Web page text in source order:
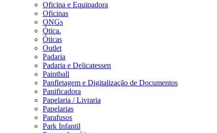
Oficina e Equipadora
Oficinas
ONGs
Ótica.
Óticas
Outlet
Padaria
Padaria e Delicatessen
Paintball
Panfletagem e Digitalização de Documentos
Panificadora
Papelaria / Livraria
Papelarias
Parafusos
Park Infantil